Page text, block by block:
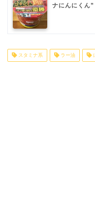
ナにんにくん
スタミナ系 ラー油